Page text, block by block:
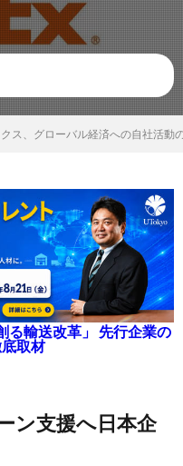
ス、グローバル経済への自社活動
る輸送改革」 先行企業の
取材